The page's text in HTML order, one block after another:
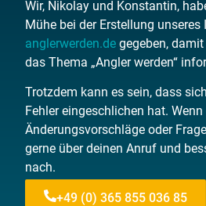
Wir, Nikolay und Konstantin,
Mühe bei der Erstellung
anglerwerden.de gegeben,
das Thema „Angler werden“
Trotzdem kann es sein, dass
Fehler eingeschlichen hat. Wenn
Änderungsvorschläge oder
gerne über deinen Anruf und
nach.
+49 (0) 365 855 036 85